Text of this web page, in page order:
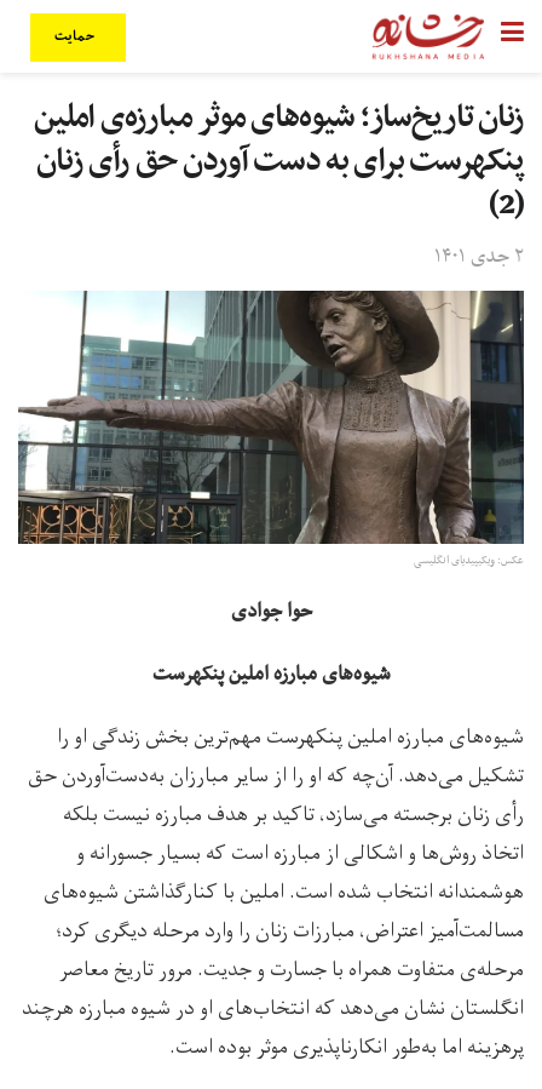
حمایت
زنان تاریخ‌ساز؛ شیوه‌های موثر مبارزه‌ی املین
پنکهرست برای به دست آوردن حق رأی زنان
(2)
۲ جدی ۱۴۰۱
عکس: ویکیپیدیای انگلیسی
حوا جوادی
شیوه‌های مبارزه املین پنکهرست
شیوه‌های مبارزه املین پنکهرست مهم‌ترین بخش زندگی او را
تشکیل می‌دهد. آن‌چه که او را از سایر مبارزان به‌دست‌آوردن حق‌
رأی زنان برجسته می‌سازد، تاکید بر هدف مبارزه نیست بلکه
اتخاذ روش‌ها و اشکالی از مبارزه است که بسیار جسورانه و
هوشمندانه انتخاب شده است. املین با کنارگذاشتن شیوه‌های
مسالمت‌آمیز اعتراض، مبارزات زنان را وارد مرحله دیگری کرد؛
مرحله‌ی متفاوت همراه با جسارت و جدیت. مرور تاریخ معاصر
انگلستان نشان می‌دهد که انتخاب‌های او در شیوه مبارزه هرچند
پرهزینه اما به‌طور انکارناپذیری موثر بوده است.